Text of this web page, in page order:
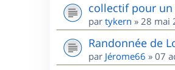
collectif pour
par tykern » 28 mai
Randonnée de
par Jérome66 » 07